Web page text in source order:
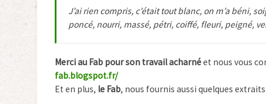
J’ai rien compris, c’était tout blanc, on m’a béni,
poncé, nourri, massé, pétri, coiffé, fleuri, peigné,
Merci au Fab pour son travail acharnéet nous vous
fab.blogspot.fr/
Et en plus, le Fab, nous fournis aussi quelques